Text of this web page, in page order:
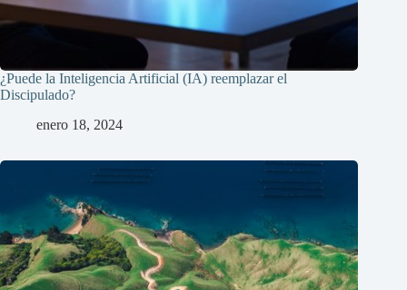
¿Puede la Inteligencia Artificial (IA) reemplazar el
Discipulado?
enero 18, 2024